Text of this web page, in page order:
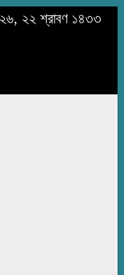
২২ শ্রাবণ ১৪৩৩